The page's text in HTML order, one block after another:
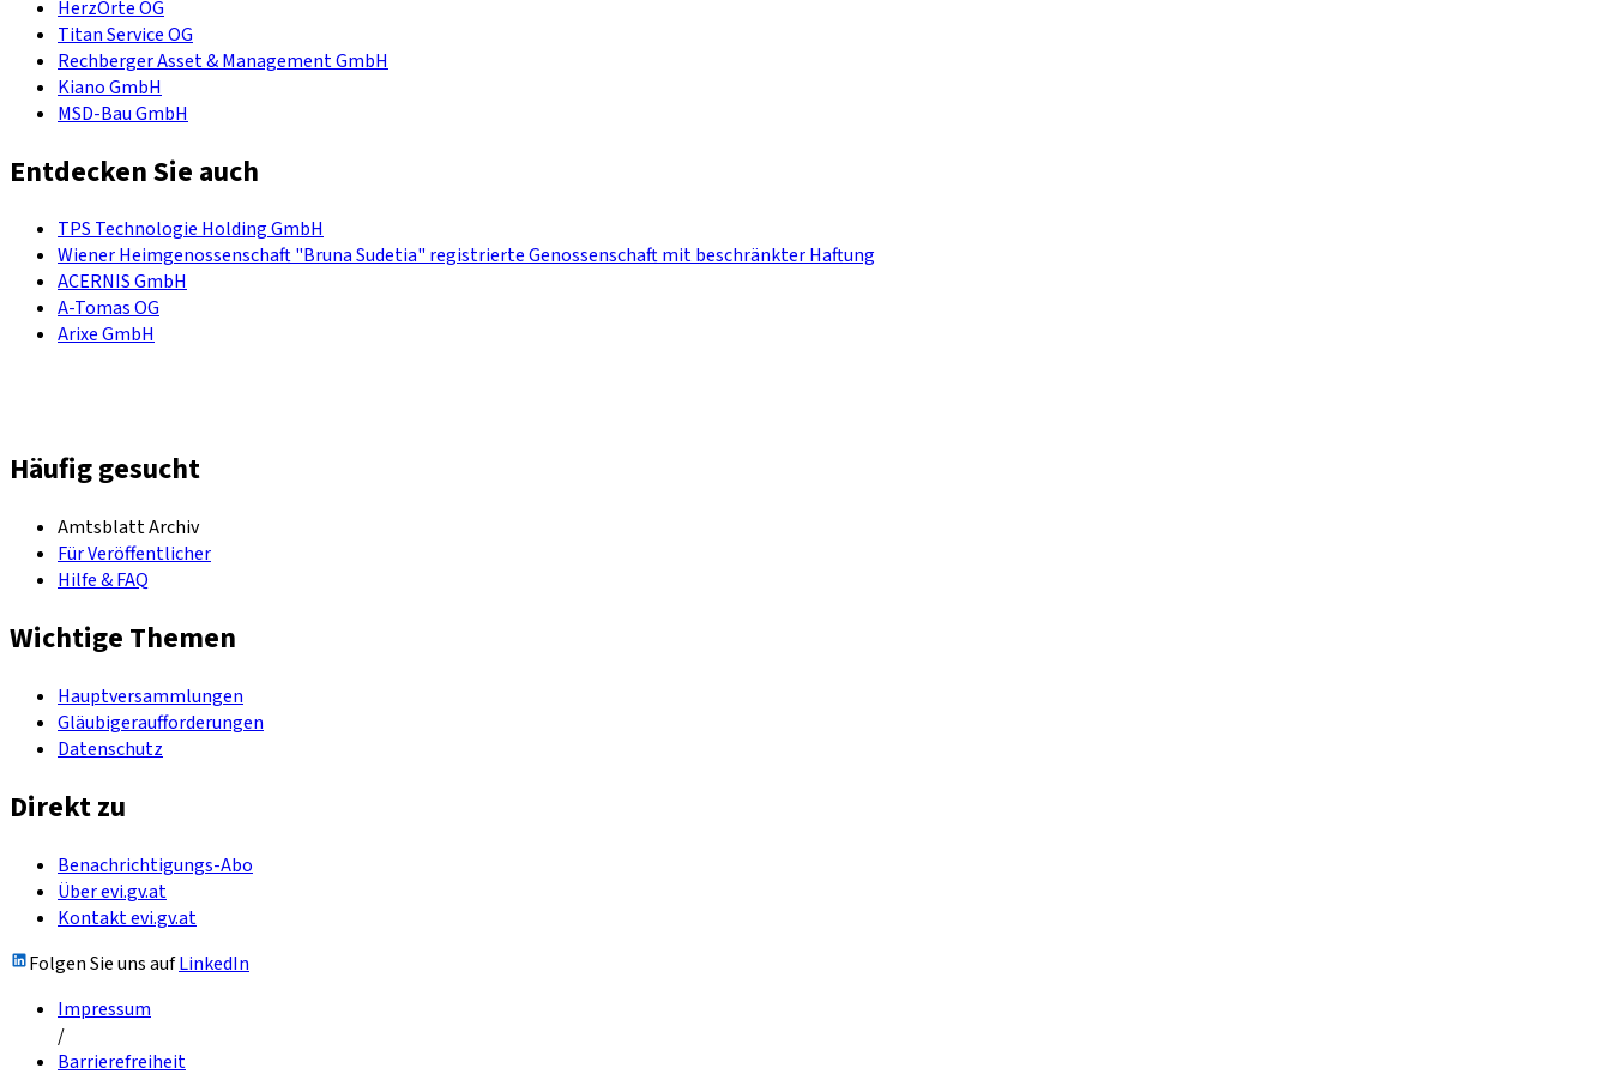
HerzOrte OG
Titan Service OG
Rechberger Asset & Management GmbH
Kiano GmbH
MSD-Bau GmbH
Entdecken Sie auch
TPS Technologie Holding GmbH
Wiener Heimgenossenschaft "Bruna Sudetia" registrierte Genossenschaft mit beschränkter Haftung
ACERNIS GmbH
A-Tomas OG
Arixe GmbH
Häufig gesucht
Amtsblatt Archiv
Für Veröffentlicher
Hilfe & FAQ
Wichtige Themen
Hauptversammlungen
Gläubigeraufforderungen
Datenschutz
Direkt zu
Benachrichtigungs-Abo
Über evi.gv.at
Kontakt evi.gv.at
Folgen Sie uns aufLinkedIn
Impressum
/
Barrierefreiheit